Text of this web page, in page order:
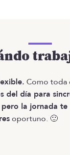
Como toda
del día para
pero la jornada te
oportuno. 🙂